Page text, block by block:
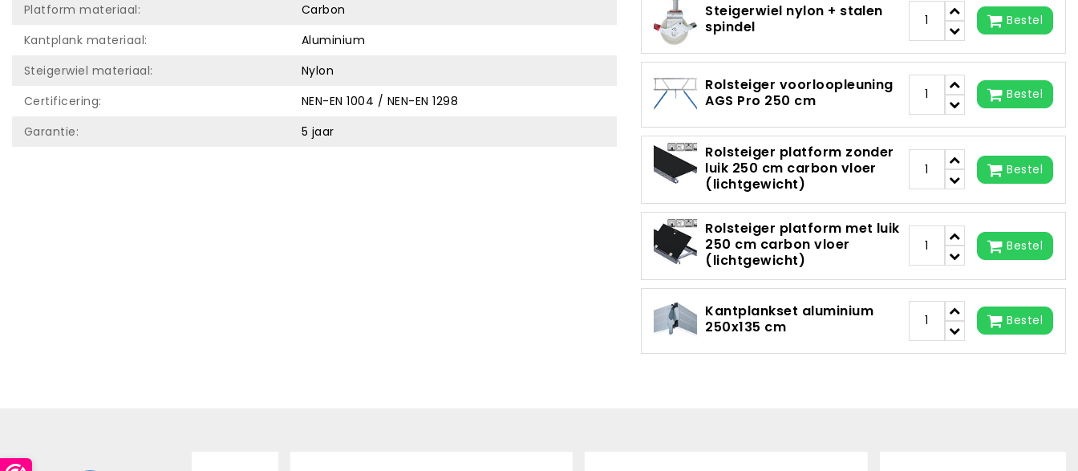
Platform materiaal:
Carbon
Kantplank materiaal:
Aluminium
Steigerwiel materiaal:
Nylon
Certificering:
NEN-EN 1004 / NEN-EN 1298
Garantie:
5 jaar
Steigerwiel nylon + stalen
spindel
Bestel
Rolsteiger voorloopleuning
AGS Pro 250 cm
Bestel
Rolsteiger platform zonder
luik 250 cm carbon vloer
(lichtgewicht)
Bestel
Rolsteiger platform met luik
250 cm carbon vloer
(lichtgewicht)
Bestel
Kantplankset aluminium
250x135 cm
Bestel